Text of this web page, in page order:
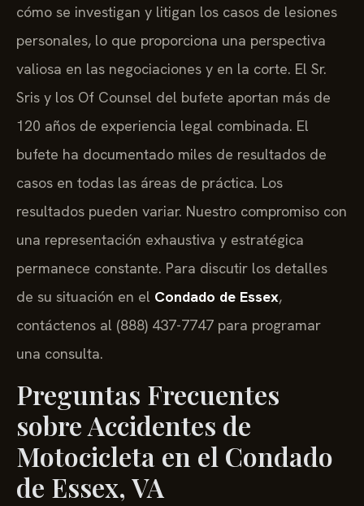
cómo se investigan y litigan los casos de lesiones
personales, lo que proporciona una perspectiva
valiosa en las negociaciones y en la corte. El Sr.
Sris y los Of Counsel del bufete aportan más de
120 años de experiencia legal combinada. El
bufete ha documentado miles de resultados de
casos en todas las áreas de práctica. Los
resultados pueden variar. Nuestro compromiso con
una representación exhaustiva y estratégica
permanece constante. Para discutir los detalles
de su situación en el Condado de Essex,
contáctenos al (888) 437-7747 para programar
una consulta.
Preguntas Frecuentes
sobre Accidentes de
Motocicleta en el Condado
de Essex, VA